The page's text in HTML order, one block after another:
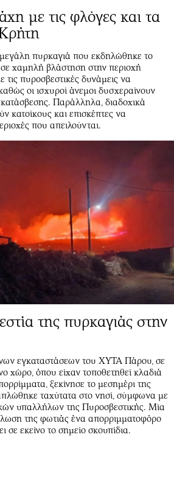
με τις φλόγες και τα
μεγάλη πυρκαγιά που εκδηλώθηκε το
χαμηλή βλάστηση στην περιοχή
πυροσβεστικές δυνάμεις να
οι ισχυροί άνεμοι δυσχεραίνουν
Παράλληλα, διαδοχικά
κατοίκους και επισκέπτες να
που απειλούνται.
της πυρκαγιάς στην
εγκαταστάσεων του ΧΥΤΑ Πάρου, σε
χώρο, όπου είχαν τοποθετηθεί κλαδιά
ξεκίνησε το μεσημέρι της
ταχύτατα στο νησί, σύμφωνα με
υπαλλήλων της Πυροσβεστικής. Μία
της φωτιάς ένα απορριμματοφόρο
σε εκείνο το σημείο σκουπίδια.